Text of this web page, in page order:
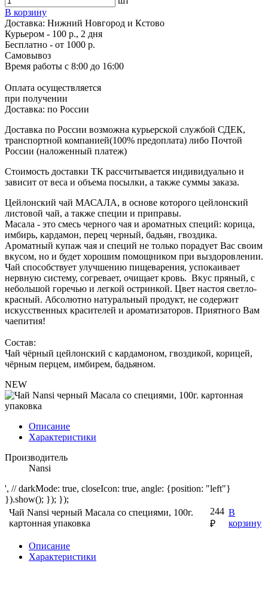
В корзину
Доставка: Нижний Новгород и Кстово
Курьером - 100 р., 2 дня
Бесплатно - от 1000 р.
Самовывоз
Время работы с 8:00 до 16:00
Оплата осуществляется
при получении
Доставка: по России
Доставка по России возможна курьерской службой СДЕК,
транспортной компанией(100% предоплата) либо Почтой
России (наложенный платеж)
Стоимость доставки ТК рассчитывается индивидуально и
зависит от веса и объема посылки, а также суммы заказа.
Цейлонский чай МАСАЛА, в основе которого цейлонский
листовой чай, а также специи и приправы.
Масала - это смесь черного чая и ароматных специй: корица,
имбирь, кардамон, перец черный, бадьян, гвоздика.
Ароматный купаж чая и специй не только порадует Вас своим
вкусом, но и будет хорошим помощником при выздоровлении.
Чай способствует улучшению пищеварения, успокаивает
нервную систему, согревает, очищает кровь. Вкус пряный, с
небольшой горечью и легкой остринкой. Цвет настоя светло-
красный. Абсолютно натуральный продукт, не содержит
искусственных красителей и ароматизаторов. Приятного Вам
чаепития!
Состав:
Чай чёрный цейлонский с кардамоном, гвоздикой, корицей,
чёрным перцем, имбирем, бадьяном.
NEW
Описание
Характеристики
Производитель
Nansi
', // darkMode: true, closeIcon: true, angle: {position: "left"}
}).show(); }); });
Чай Nansi черный Масала со специями, 100г.
картонная упаковка
244
₽
В
корзину
Описание
Характеристики